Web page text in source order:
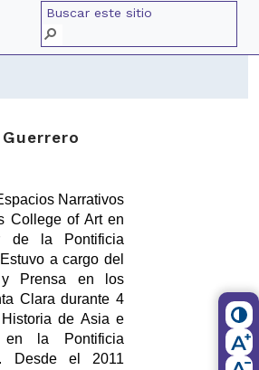
Narrativos
College of Art en
​​de la Pontificia
a cargo del
Prensa en los
Clara durante 4
de Asia e
en la Pontificia
Desde el 2011